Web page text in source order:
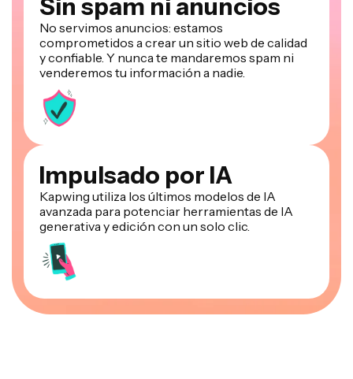
Sin spam ni anuncios
No servimos anuncios: estamos
comprometidos a crear un sitio web de calidad
y confiable. Y nunca te mandaremos spam ni
venderemos tu información a nadie.
Impulsado por IA
Kapwing utiliza los últimos modelos de IA
avanzada para potenciar herramientas de IA
generativa y edición con un solo clic.